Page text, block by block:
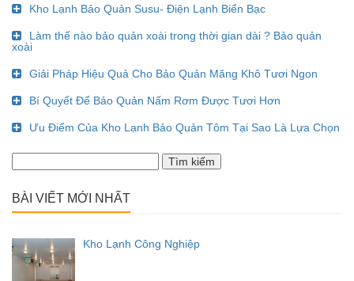
Kho Lạnh Bảo Quản Susu- Điện Lạnh Biển Bạc
Làm thế nào bảo quản xoài trong thời gian dài ? Bảo quản
xoài
Giải Pháp Hiệu Quả Cho Bảo Quản Măng Khô Tươi Ngon
Bí Quyết Để Bảo Quản Nấm Rơm Được Tươi Hơn
Ưu Điểm Của Kho Lạnh Bảo Quản Tôm Tại Sao Là Lựa Chọn
kiếm
BÀI VIẾT MỚI NHẤT
Kho Lạnh Công Nghiệp